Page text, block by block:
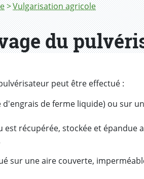
Vulgarisation agricole
du
peut être effectué :
de ferme liquide) ou sur
est récupérée, stockée et épandue
sur une aire couverte,